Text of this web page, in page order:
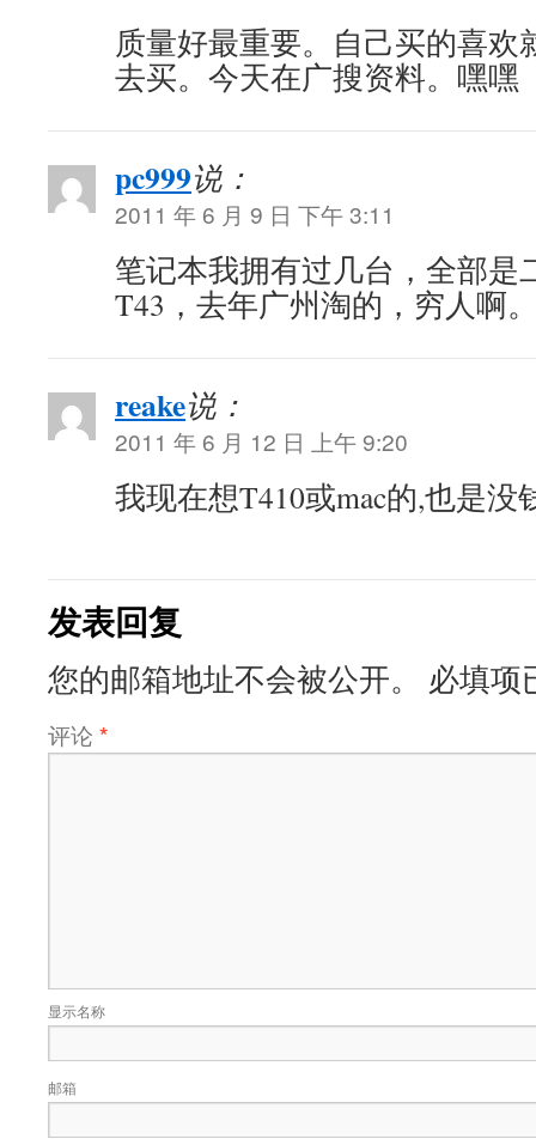
质量好最重要。自己买的喜欢
去买。今天在广搜资料。嘿嘿
pc999说：
2011 年 6 月 9 日 下午 3:11
笔记本我拥有过几台，全部是
T43，去年广州淘的，穷人啊
reake说：
2011 年 6 月 12 日 上午 9:20
我现在想T410或mac的,也是没
发表回复
您的邮箱地址不会被公开。 必填项
评论 *
显示名称
邮箱